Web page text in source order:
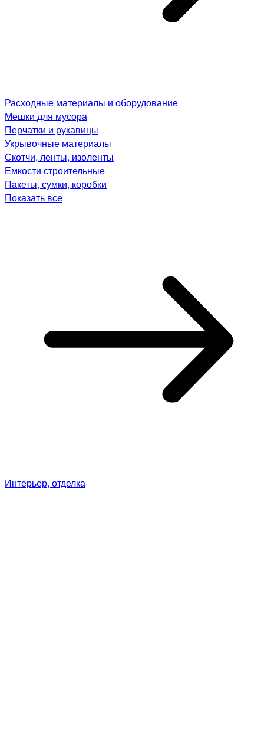
Расходные материалы и оборудование
Мешки для мусора
Перчатки и рукавицы
Укрывочные материалы
Скотчи, ленты, изоленты
Емкости строительные
Пакеты, сумки, коробки
Показать все
Интерьер, отделка